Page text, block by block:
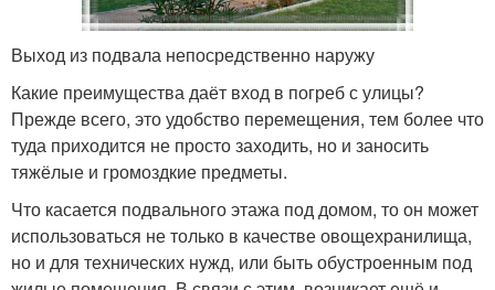
Выход из подвала непосредственно наружу
Какие преимущества даёт вход в погреб с улицы?
Прежде всего, это удобство перемещения, тем более что
туда приходится не просто заходить, но и заносить
тяжёлые и громоздкие предметы.
Что касается подвального этажа под домом, то он может
использоваться не только в качестве овощехранилища,
но и для технических нужд, или быть обустроенным под